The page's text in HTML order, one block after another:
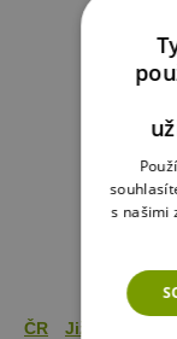
ČR Jižní Morava
s našimi